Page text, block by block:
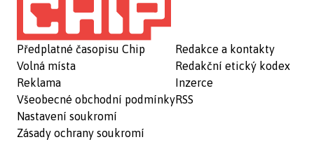
Předplatné časopisu Chip
Volná místa
Reklama
Všeobecné obchodní podmínky
Nastavení soukromí
Zásady ochrany soukromí
Redakce a kontakty
Redakční etický kodex
Inzerce
RSS